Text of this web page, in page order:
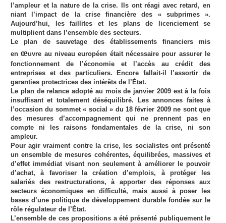
l’ampleur et la nature de la crise. Ils ont réagi avec retard, en
niant l’impact de la crise financière des « subprimes ».
Aujourd’hui, les faillites et les plans de licenciement se
multiplient dans l’ensemble des secteurs.
Le plan de sauvetage des établissements financiers mis
enœuvre au niveau européen était nécessaire pour assurer le
fonctionnement de l’économie et l’accès au crédit des
entreprises et des particuliers. Encore fallait-il l’assortir de
garanties protectrices des intérêts de l’État.
Le plan de relance adopté au mois de janvier 2009 est à la fois
insuffisant et totalement déséquilibré. Les annonces faites à
l’occasion du sommet « social » du 18 février 2009 ne sont que
des mesures d’accompagnement qui ne prennent pas en
compte ni les raisons fondamentales de la crise, ni son
ampleur.
Pour agir vraiment contre la crise, les socialistes ont présenté
un ensemble de mesures cohérentes, équilibrées, massives et
d’effet immédiat visant non seulement à améliorer le pouvoir
d’achat, à favoriser la création d’emplois, à protéger les
salariés des restructurations, à apporter des réponses aux
secteurs économiques en difficulté, mais aussi à poser les
bases d’une politique de développement durable fondée sur le
rôle régulateur de l’État.
L’ensemble de ces propositions a été présenté publiquement le